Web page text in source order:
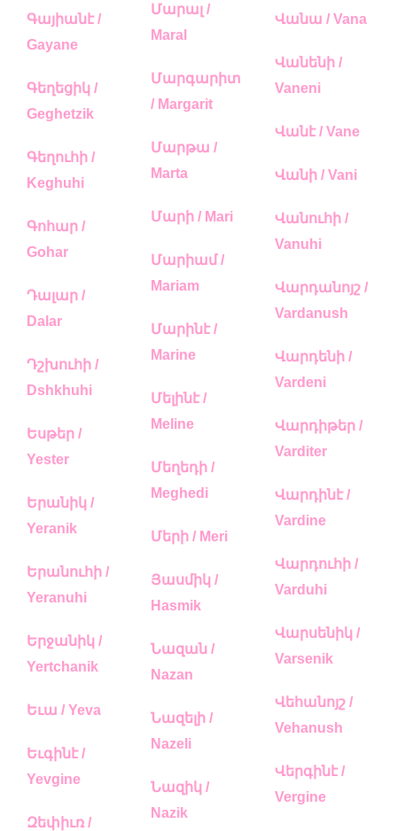
Գայիանէ /
Gayane
Գեղեցիկ /
Geghetzik
Գեղուհի /
Keghuhi
Գոհար /
Gohar
Դալար /
Dalar
Դշխուհի /
Dshkhuhi
Եսթեր /
Yester
Երանիկ /
Yeranik
Երանուհի /
Yeranuhi
Երջանիկ /
Yertchanik
Եւա / Yeva
Եւգինէ /
Yevgine
Զեփիւռ /
Մարալ /
Maral
Մարգարիտ
/ Margarit
Մարթա /
Marta
Մարի / Mari
Մարիամ /
Mariam
Մարինէ /
Marine
Մելինէ /
Meline
Մեղեդի /
Meghedi
Մերի / Meri
Յասմիկ /
Hasmik
Նազան /
Nazan
Նազելի /
Nazeli
Նազիկ /
Nazik
Վանա / Vana
Վանենի /
Vaneni
Վանէ / Vane
Վանի / Vani
Վանուհի /
Vanuhi
Վարդանոյշ /
Vardanush
Վարդենի /
Vardeni
Վարդիթեր /
Varditer
Վարդինէ /
Vardine
Վարդուհի /
Varduhi
Վարսենիկ /
Varsenik
Վեհանոյշ /
Vehanush
Վերգինէ /
Vergine